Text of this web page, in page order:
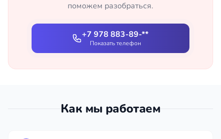
поможем разобраться.
+7 978 883-89-**
Показать телефон
Как мы работаем